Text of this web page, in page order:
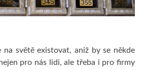
na světě existovat, aniž by se někde
pro nás lidi, ale třeba i pro firmy